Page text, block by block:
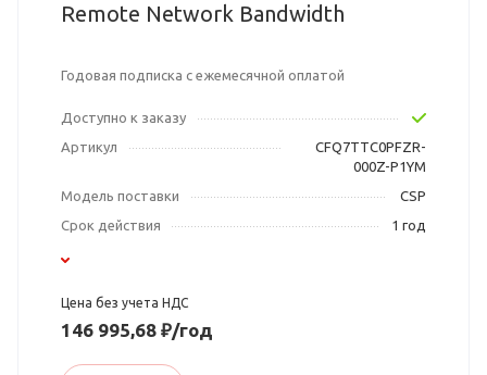
Remote Network Bandwidth
Годовая подписка с ежемесячной оплатой
Доступно к заказу
Артикул
CFQ7TTC0PFZR-
000Z-P1YM
Модель поставки
CSP
Срок действия
1 год
Цена без учета НДС
146 995,68 ₽/год